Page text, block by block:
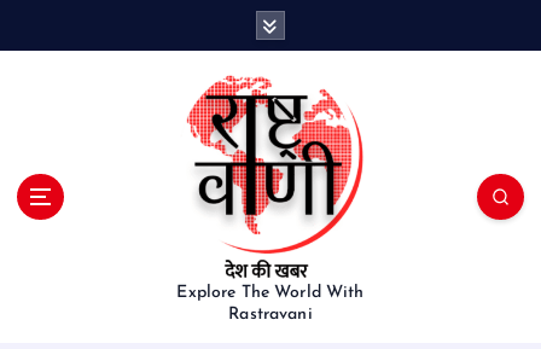
Explore The World With
Rastravani